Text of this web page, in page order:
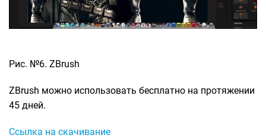
Рис. №6. ZBrush
ZBrush можно использовать бесплатно на протяжении
45 дней.
Ссылка на скачивание